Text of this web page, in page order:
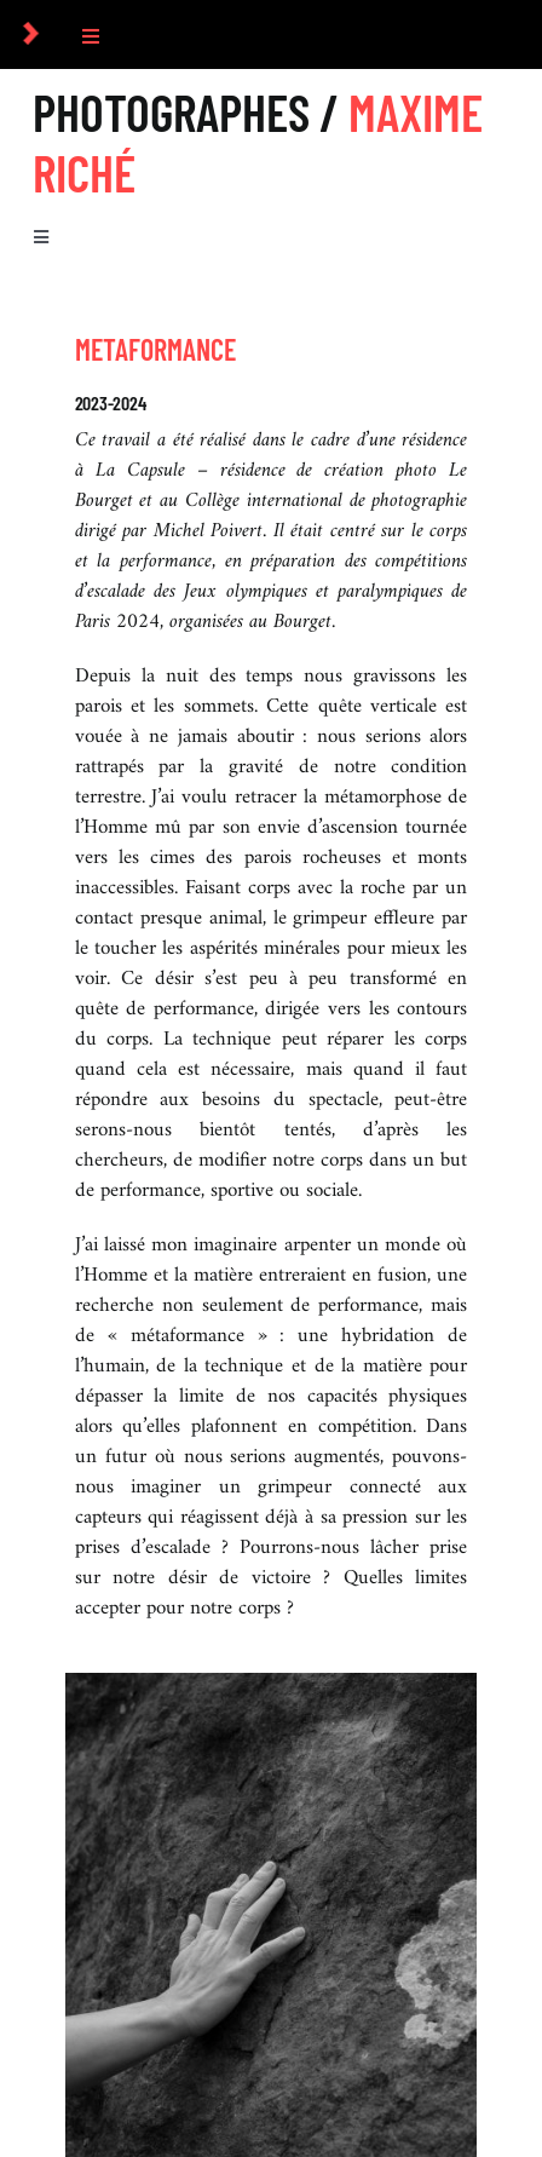
Passer
contenu
Toggle
Navigation
COLLECTIF
PHOTOGRAPHES
CULTUREL
RECHERCHE D’IMAGES
BOUTIQUE
PHOTOGRAPHES / MAXIME
RICHÉ
Toggle
METAFORMANCE
2023-2024
Ce travail a été réalisé dans le cadre d’une résidence
à La Capsule – résidence de création photo Le
Bourget et au Collège international de photographie
dirigé par Michel Poivert. Il était centré sur le corps
et la performance, en préparation des compétitions
d’escalade des Jeux olympiques et paralympiques de
Paris 2024, organisées au Bourget.
Depuis la nuit des temps nous gravissons les
parois et les sommets. Cette quête verticale est
vouée à ne jamais aboutir : nous serions alors
rattrapés par la gravité de notre condition
terrestre. J’ai voulu retracer la métamorphose de
l’Homme mû par son envie d’ascension tournée
vers les cimes des parois rocheuses et monts
inaccessibles. Faisant corps avec la roche par un
contact presque animal, le grimpeur effleure par
le toucher les aspérités minérales pour mieux les
voir. Ce désir s’est peu à peu transformé en
quête de performance, dirigée vers les contours
du corps. La technique peut réparer les corps
quand cela est nécessaire, mais quand il faut
répondre aux besoins du spectacle, peut-être
serons-nous bientôt tentés, d’après les
chercheurs, de modifier notre corps dans un but
de performance, sportive ou sociale.
J’ai laissé mon imaginaire arpenter un monde où
l’Homme et la matière entreraient en fusion, une
recherche non seulement de performance, mais
de « métaformance » : une hybridation de
l’humain, de la technique et de la matière pour
dépasser la limite de nos capacités physiques
alors qu’elles plafonnent en compétition. Dans
un futur où nous serions augmentés, pouvons-
nous imaginer un grimpeur connecté aux
capteurs qui réagissent déjà à sa pression sur les
prises d’escalade ? Pourrons-nous lâcher prise
sur notre désir de victoire ? Quelles limites
accepter pour notre corps ?